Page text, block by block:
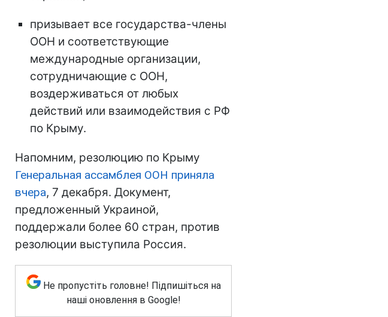
призывает все государства-члены
ООН и соответствующие
международные организации,
сотрудничающие с ООН,
воздерживаться от любых
действий или взаимодействия с РФ
по Крыму.
Напомним, резолюцию по Крыму
Генеральная ассамблея ООН приняла
вчера, 7 декабря. Документ,
предложенный Украиной,
поддержали более 60 стран, против
резолюции выступила Россия.
Не пропустіть головне! Підпишіться на
наші оновлення в Google!